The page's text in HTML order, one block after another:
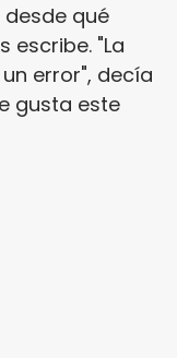
qué
escribe. "La
error", decía
gusta este